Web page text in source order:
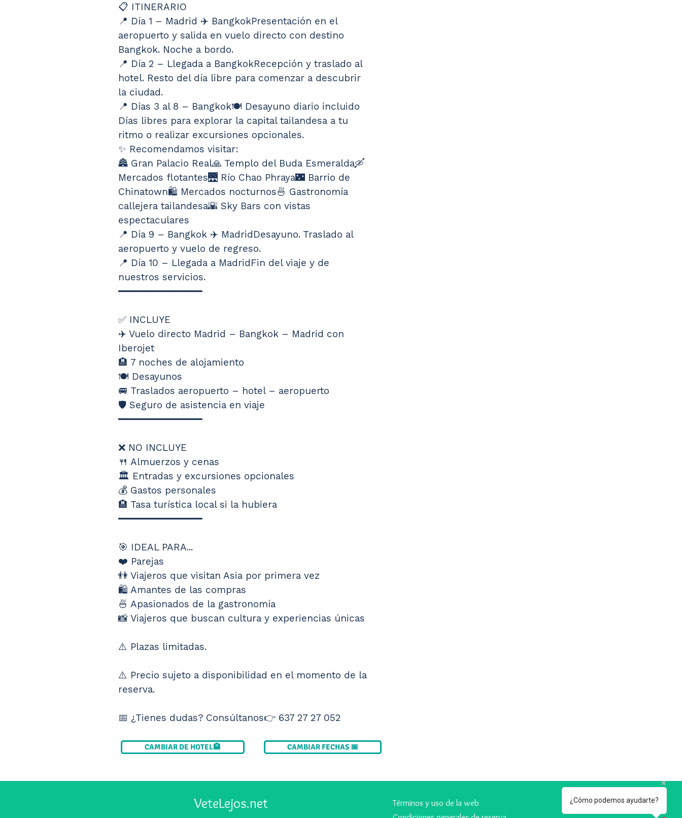
📋 ITINERARIO
📍 Día 1 – Madrid ✈️ BangkokPresentación en el
aeropuerto y salida en vuelo directo con destino
Bangkok. Noche a bordo.
📍 Día 2 – Llegada a BangkokRecepción y traslado al
hotel. Resto del día libre para comenzar a descubrir
la ciudad.
📍 Días 3 al 8 – Bangkok🍽️ Desayuno diario incluido
Días libres para explorar la capital tailandesa a tu
ritmo o realizar excursiones opcionales.
✨ Recomendamos visitar:
🏯 Gran Palacio Real🙏 Templo del Buda Esmeralda🛶
Mercados flotantes🌉 Río Chao Phraya🌃 Barrio de
Chinatown🛍️ Mercados nocturnos🍜 Gastronomía
callejera tailandesa🌇 Sky Bars con vistas
espectaculares
📍 Día 9 – Bangkok ✈️ MadridDesayuno. Traslado al
aeropuerto y vuelo de regreso.
📍 Día 10 – Llegada a MadridFin del viaje y de
nuestros servicios.
━━━━━━━━━━━━━━━
✅ INCLUYE
✈️ Vuelo directo Madrid – Bangkok – Madrid con
Iberojet
🏨 7 noches de alojamiento
🍽️ Desayunos
🚐 Traslados aeropuerto – hotel – aeropuerto
🛡️ Seguro de asistencia en viaje
━━━━━━━━━━━━━━━
❌ NO INCLUYE
🍴 Almuerzos y cenas
🏛️ Entradas y excursiones opcionales
💰 Gastos personales
🏨 Tasa turística local si la hubiera
━━━━━━━━━━━━━━━
🎯 IDEAL PARA...
❤️ Parejas
👫 Viajeros que visitan Asia por primera vez
🛍️ Amantes de las compras
🍜 Apasionados de la gastronomía
📸 Viajeros que buscan cultura y experiencias únicas
⚠️ Plazas limitadas.
⚠️ Precio sujeto a disponibilidad en el momento de la
reserva.
📅 ¿Tienes dudas? Consúltanos👉 637 27 27 052
CAMBIAR DE HOTEL🏨 CAMBIAR FECHAS 📅
VeteLejos.net
Términos y uso de la web
¿Cómo podemos ayudarte?